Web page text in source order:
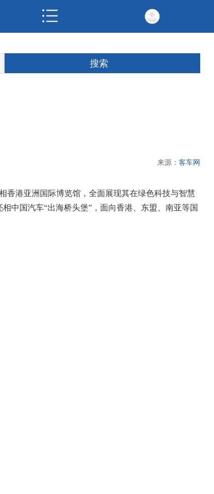
来源：客车网
港亚洲国际博览馆，全面展现其在绿色科技与智慧
中国汽车“出海桥头堡”，面向香港、东盟、南亚等国